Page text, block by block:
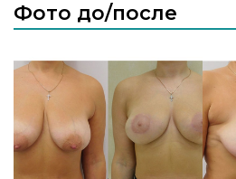
Фото до/после